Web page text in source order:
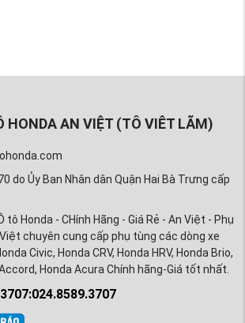
HONDA AN VIỆT (TÔ VIÊT LÃM)
do Ủy Ban Nhân dân Quận Hai Bà Trưng cấp
tô Honda - CHính Hãng - Giá Rẻ - An Việt - Phụ
chuyên cung cấp phụ tùng các dòng xe
Civic, Honda CRV, Honda HRV, Honda Brio,
Honda Acura Chính hãng-Giá tốt nhất.